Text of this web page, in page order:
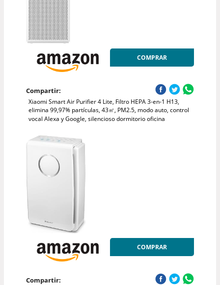
COMPRAR
Compartir:
Xiaomi Smart Air Purifier 4 Lite, Filtro HEPA 3-en-1 H13,
elimina 99,97% partículas, 43㎡, PM2.5, modo auto, control
vocal Alexa y Google, silencioso dormitorio oficina
COMPRAR
Compartir: